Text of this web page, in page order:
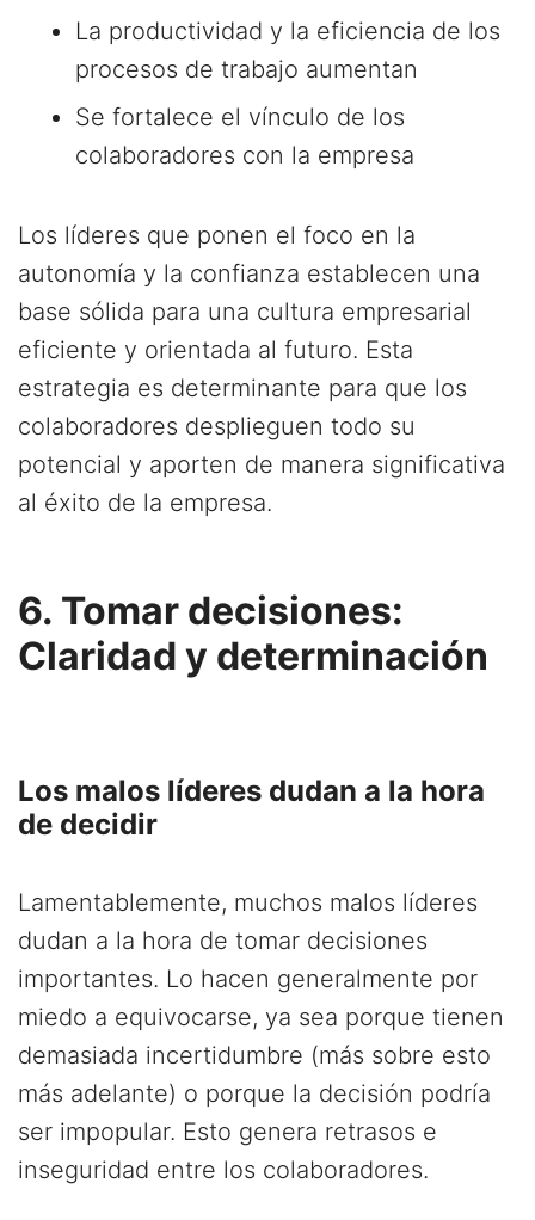
La productividad y la eficiencia de los
procesos de trabajo aumentan
Se fortalece el vínculo de los
colaboradores con la empresa
Los líderes que ponen el foco en la
autonomía y la confianza establecen una
base sólida para una cultura empresarial
eficiente y orientada al futuro. Esta
estrategia es determinante para que los
colaboradores desplieguen todo su
potencial y aporten de manera significativa
al éxito de la empresa.
6. Tomar decisiones:
Claridad y determinación
Los malos líderes dudan a la hora
de decidir
Lamentablemente, muchos malos líderes
dudan a la hora de tomar decisiones
importantes. Lo hacen generalmente por
miedo a equivocarse, ya sea porque tienen
demasiada incertidumbre (más sobre esto
más adelante) o porque la decisión podría
ser impopular. Esto genera retrasos e
inseguridad entre los colaboradores.